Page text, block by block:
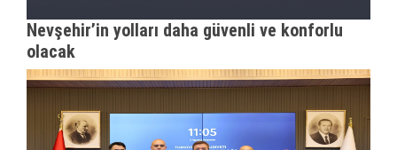
Nevşehir’in yolları daha güvenli ve konforlu
olacak